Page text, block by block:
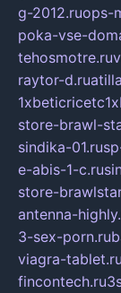
g-2012.ruops-
poka-vse-
tehosmotre.ru
raytor-d.ru
store-brawl-
sindika-01.ru
e-abis-1-c.ru
store-
antenna-
3-sex-porn.ru
viagra-tablet.ru
fincontech.ru